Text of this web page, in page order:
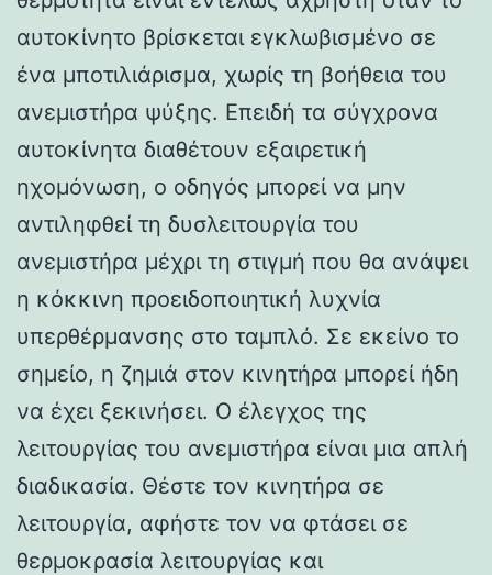
αυτοκίνητο βρίσκεται εγκλωβισμένο σε
ένα μποτιλιάρισμα, χωρίς τη βοήθεια του
ανεμιστήρα ψύξης. Επειδή τα σύγχρονα
αυτοκίνητα διαθέτουν εξαιρετική
ηχομόνωση, ο οδηγός μπορεί να μην
αντιληφθεί τη δυσλειτουργία του
ανεμιστήρα μέχρι τη στιγμή που θα ανάψει
η κόκκινη προειδοποιητική λυχνία
υπερθέρμανσης στο ταμπλό. Σε εκείνο το
σημείο, η ζημιά στον κινητήρα μπορεί ήδη
να έχει ξεκινήσει. Ο έλεγχος της
λειτουργίας του ανεμιστήρα είναι μια απλή
διαδικασία. Θέστε τον κινητήρα σε
λειτουργία, αφήστε τον να φτάσει σε
θερμοκρασία λειτουργίας και